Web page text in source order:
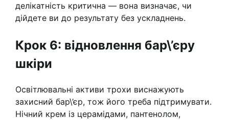
делікатність критична — вона визначає, чи
дійдете ви до результату без ускладнень.
Крок 6: відновлення бар\’єру
шкіри
Освітлювальні активи трохи виснажують
захисний бар\’єр, тож його треба підтримувати.
Нічний крем із церамідами, пантенолом,